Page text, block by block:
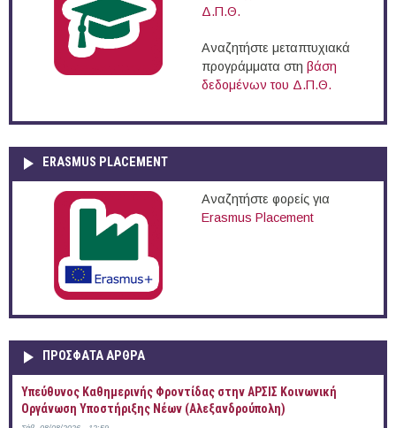
Δ.Π.Θ.
Αναζητήστε μεταπτυχιακά
προγράμματα στη βάση
δεδομένων του Δ.Π.Θ.
ERASMUS PLACEMENT
Αναζητήστε φορείς για
Erasmus Placement
ΠΡOΣΦΑΤΑ AΡΘΡΑ
Yπεύθυνος Καθημερινής Φροντίδας στην ΑΡΣΙΣ Κοινωνική
Οργάνωση Υποστήριξης Νέων (Αλεξανδρούπολη)